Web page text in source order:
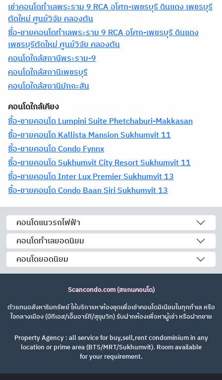
เช่าคอนโดทำเลพระราม 9 RCA อโศก-เพชรบุรี ดินแดง เพชรบุรี
ตัดใหม่ ศูนย์วิจัย คลองตัน
ซื้อ-ขายคอนโดทำเลพระราม 9 RCA อโศก-เพชรบุรี ดินแดง
เพชรบุรีตัดใหม่ ศูนย์วิจัย คลองตัน
คอนโดใกล้สถานีพระราม-9
คอนโดใกล้สถานีเพชรบุรี
คอนโดใกล้สถานีมักกะสัน
คอนโดใกล้เคียง
ซื้อ-ขายคอนโด Lumpini Suite Phetchaburi-Makkasan
ซื้อ-ขายคอนโด Kallista Mansion Sukhumvit 11
ซื้อ-ขายคอนโด Condo Fynnx
ซื้อ-ขายคอนโด Sukhumvit City Resort Sukhumvit 11
ซื้อ-ขายคอนโด Inter Lux Premier Sukhumvit 13
ซื้อ-ขายคอนโด Condo Baan Siri Sukhumvit 13
คอนโดแนวรถไฟฟ้า
คอนโดทำเลยอดนิยม
คอนโดยอดนิยม
Scancondo.com (สแกนคอนโด)
ตัวแทนอสังหาริมทรัพย์ ให้บริการหาห้องชุดเพื่อเช่าคอนโดมิเนียมในทุกทำเล หรือ
ใจกลางเมือง (บีทีเอส/เอ็มอาร์ที/สุขุมวิท) รับฝากห้องเพื่อหาผู้เช่า หรือฝากขาย
Property Agency : all service for buy,sell,rent condominium in any
location or prime area (BTS/MRT/Sukhumvit). Room available
for your requirement.